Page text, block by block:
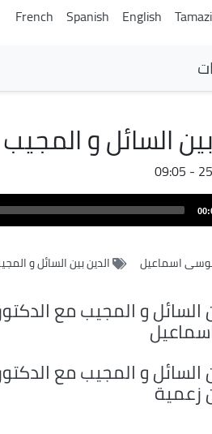
English
Spanish
French
بين السائل و
اسماعيل الدين بين السائل و
السائل و المجيب مع الدكتور
السائل و المجيب مع الدكتور
زعمية